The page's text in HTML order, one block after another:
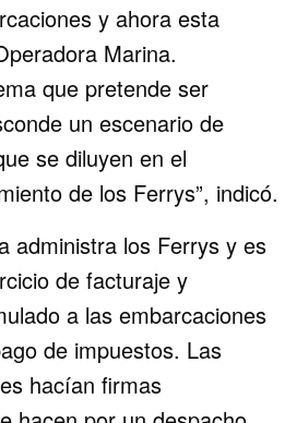
y ahora esta
Marina.
que pretende ser
un escenario de
se diluyen en el
de los Ferrys”, indicó.
administra los Ferrys y es
de facturaje y
a las embarcaciones
de impuestos. Las
hacían firmas